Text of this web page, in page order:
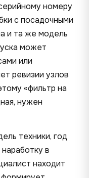
номеру
с посадочными
и та же модель
может
или
ревизии узлов
«фильтр на
нужен
техники, год
в
находит